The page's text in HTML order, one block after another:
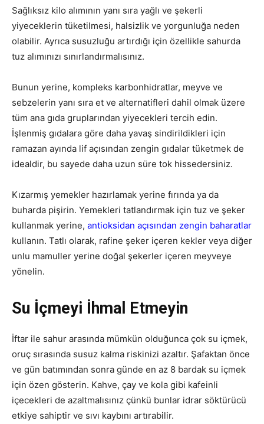
Sağlıksız kilo alımının yanı sıra yağlı ve şekerli
yiyeceklerin tüketilmesi, halsizlik ve yorgunluğa neden
olabilir. Ayrıca susuzluğu artırdığı için özellikle sahurda
tuz alımınızı sınırlandırmalısınız.
Bunun yerine, kompleks karbonhidratlar, meyve ve
sebzelerin yanı sıra et ve alternatifleri dahil olmak üzere
tüm ana gıda gruplarından yiyecekleri tercih edin.
İşlenmiş gıdalara göre daha yavaş sindirildikleri için
ramazan ayında lif açısından zengin gıdalar tüketmek de
idealdir, bu sayede daha uzun süre tok hissedersiniz.
Kızarmış yemekler hazırlamak yerine fırında ya da
buharda pişirin. Yemekleri tatlandırmak için tuz ve şeker
kullanmak yerine, antioksidan açısından zengin baharatlar
kullanın. Tatlı olarak, rafine şeker içeren kekler veya diğer
unlu mamuller yerine doğal şekerler içeren meyveye
yönelin.
Su İçmeyi İhmal Etmeyin
İftar ile sahur arasında mümkün olduğunca çok su içmek,
oruç sırasında susuz kalma riskinizi azaltır. Şafaktan önce
ve gün batımından sonra günde en az 8 bardak su içmek
için özen gösterin. Kahve, çay ve kola gibi kafeinli
içecekleri de azaltmalısınız çünkü bunlar idrar söktürücü
etkiye sahiptir ve sıvı kaybını artırabilir.